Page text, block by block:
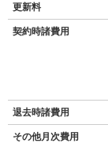
更新料
契約時諸費用
退去時諸費用
その他月次費用